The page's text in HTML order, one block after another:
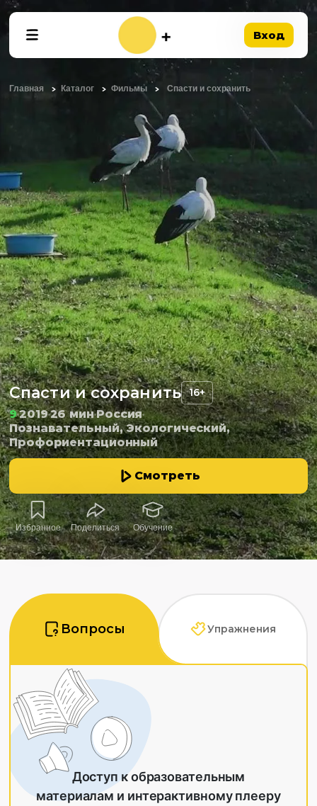
Вход
Главная Каталог Фильмы Спасти и сохранить
Спасти и сохранить 16+
9201926 минРоссия
Познавательный, Экологический,
Профориентационный
Смотреть
Избранное Поделиться Обучение
Вопросы Упражнения
Доступ к образовательным
материалам и интерактивному плееру